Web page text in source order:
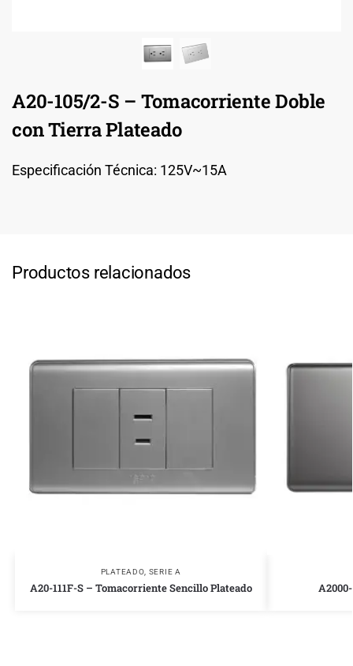
A20-105/2-S – Tomacorriente Doble
con Tierra Plateado
Especificación Técnica: 125V~15A
Productos relacionados
PLATEADO SERIE A
A20-111F-S – Tomacorriente Sencillo Plateado